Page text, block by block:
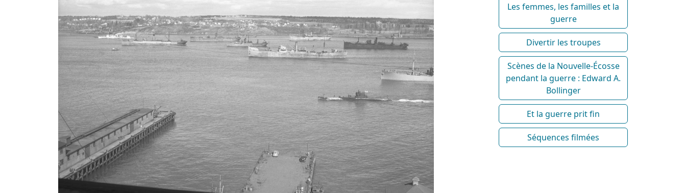
Les femmes, les familles et la
guerre
Divertir les troupes
Scènes de la Nouvelle-Écosse
pendant la guerre : Edward A.
Bollinger
Et la guerre prit fin
Séquences filmées